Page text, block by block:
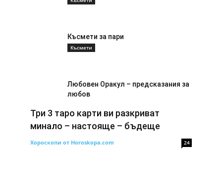
Късмети за пари
Късмети
Любовен Оракул – предсказания за
любов
Три 3 таро карти ви разкриват
минало – настояще – бъдеще
Хороскопи от Horoskopa.com 24